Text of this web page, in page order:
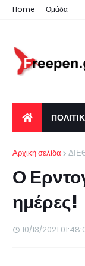
Home Ομάδα
Αρχική σελίδα
Ο
ημέρες!
10/13/2021